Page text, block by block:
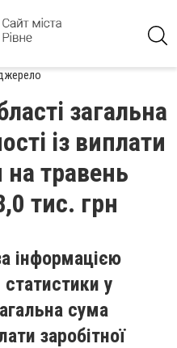
загальна
із виплати
на травень
тис. грн
інформацією
статистики у
сума
заробітної